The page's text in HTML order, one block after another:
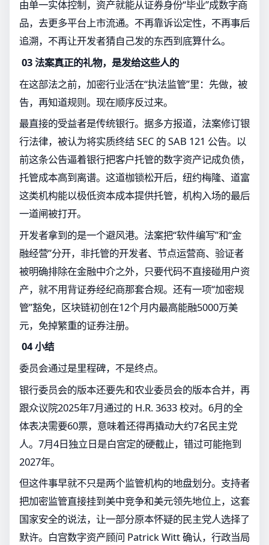
由单一实体控制，资产就能从证券身份“毕业”成数字商
品，去更多平台上市流通。不再靠诉讼定性，不再事后
追溯，不再让开发者猜自己发的东西到底算什么。
03 法案真正的礼物，是发给这些人的
在这部法之前，加密行业活在“执法监管”里：先做，被
告，再知道规则。现在顺序反过来。
最直接的受益者是传统银行。据多方报道，法案修订银
行法律，被认为将实质终结 SEC 的 SAB 121 公告。以
前这条公告逼着银行把客户托管的数字资产记成负债，
托管成本高到离谱。这道枷锁松开后，纽约梅隆、道富
这类机构能以极低资本成本提供托管，机构入场的最后
一道闸被打开。
开发者拿到的是一个避风港。法案把“软件编写”和“金
融经营”分开，非托管的开发者、节点运营商、验证者
被明确排除在金融中介之外，只要代码不直接碰用户资
产，就不用背证券经纪商那套合规。还有一项“加密规
管”豁免，区块链初创在12个月内最高能融5000万美
元，免掉繁重的证券注册。
04 小结
委员会通过是里程碑，不是终点。
银行委员会的版本还要先和农业委员会的版本合并，再
跟众议院2025年7月通过的 H.R. 3633 校对。6月的全
体表决需要60票，意味着还得再撬动大约7名民主党
人。7月4日独立日是白宫定的硬截止，错过可能拖到
2027年。
但这件事早就不只是两个监管机构的地盘划分。支持者
把加密监管直接挂到美中竞争和美元领先地位上，这套
国家安全的说法，让一部分原本怀疑的民主党人选择了
默许。白宫数字资产顾问 Patrick Witt 确认，行政当局